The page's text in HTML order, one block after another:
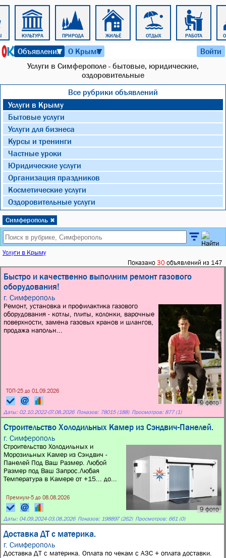
КУЛЬТУРА ПРИРОДА ЖИЛЬЁ ОТДЫХ РАБОТА
Объявления
▼ О Крыме
▼ Войти
Услуги в Симферополе - бытовые, юридические,
оздоровительные
Все рубрики объявлений
Услуги в Крыму
Бытовые услуги
Услуги для бизнеса
Курсы и тренинги
Частные уроки
Юридические услуги
Организация праздников
Косметические услуги
Оздоровительные услуги
Симферополь ✖
Услуги в Крыму
Показано 30 объявлений из 147
Быстро и качественно выполним ремонт газового
оборудования!
г. Симферополь
9 фото
Ремонт, установка и профилактика газового
оборудования - котлы, плиты, колонки, варочные
поверхности, замена газовых кранов и шлангов,
продажа напольн...
ТОП-25 до 01.09.2026
Даты: 02.10.2022-07.08.2026 Показов: 78015 (188) Просмотров: 877 (1)
Строительство Холодильных Камер из Сэндвич-Панелей.
г. Симферополь
9 фото
Строительство Холодильных и
Морозильных Камер из Сэндвич -
Панелей Под Ваш Размер. Любой
Размер под Ваш Запрос.Любая
Температура в Камере от +15... до...
Премиум-5 до 08.08.2026
Даты: 04.09.2024-03.08.2026 Показов: 198897 (262) Просмотров: 661 (0)
Доставка ДТ с материка.
г. Симферополь
Доставка ДТ с материка. Оплата по чекам с АЗС + оплата доставки.